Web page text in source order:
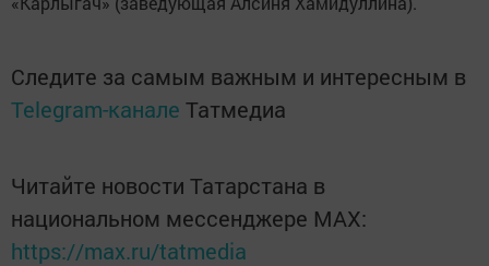
Следите за самым важным и интересным в
Telegram-канале Татмедиа
Читайте новости Татарстана в
национальном мессенджере MАХ:
https://max.ru/tatmedia